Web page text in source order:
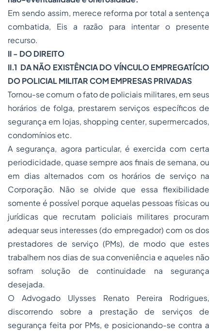
Em sendo assim, merece reforma por total a sentença
combatida, Eis a razão para intentar o presente
recurso.
II - DO DIREITO
II.1 DA NÃO EXISTÊNCIA DO VÍNCULO EMPREGATÍCIO
DO POLICIAL MILITAR COM EMPRESAS PRIVADAS
Tornou-se comum o fato de policiais militares, em seus
horários de folga, prestarem serviços específicos de
segurança em lojas, shopping center, supermercados,
condomínios etc.
A segurança, agora particular, é exercida com certa
periodicidade, quase sempre aos finais de semana, ou
em dias alternados com os horários de serviço na
Corporação. Não se olvide que essa flexibilidade
somente é possível porque aquelas pessoas físicas ou
jurídicas que recrutam policiais militares procuram
adequar seus interesses (do empregador) com os dos
prestadores de serviço (PMs), de modo que estes
trabalhem nos dias de sua conveniência e aqueles não
sofram solução de continuidade na segurança
desejada.
O Advogado Ulysses Renato Pereira Rodrigues,
discorrendo sobre a prestação de serviços de
segurança feita por PMs, e posicionando-se contra a